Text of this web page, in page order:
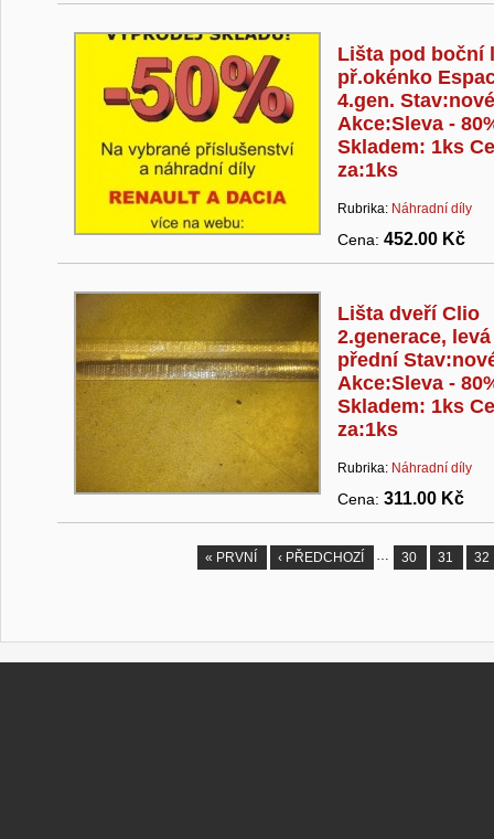
Lišta pod boční
př.okénko
4.gen. Stav:nové
Akce:Sleva -
Skladem: 1ks
za:1ks
Rubrika: Náhradní díly
Cena: 452.00 Kč
Lišta dveří Clio
2.generace, levá
přední
Akce:Sleva -
Skladem: 1ks
za:1ks
Rubrika: Náhradní díly
Cena: 311.00 Kč
« PRVNÍ ‹ PŘEDCHOZÍ … 30 31 32